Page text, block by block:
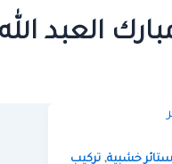
العبد الله
خشبية, تركيب